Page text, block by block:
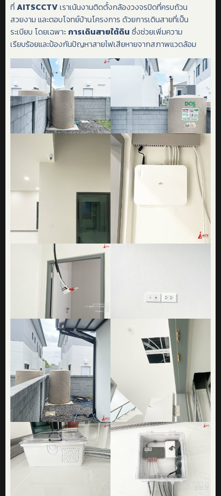
ที่AITSCCTVเราเน้นงานติดตั้งกล้องวงจรปิดที่ครบถ้วน
สวยงาม และตอบโจทย์บ้านโครงการ ด้วยการเดินสายที่เป็น
ระเบียบ โดยเฉพาะ การเดินสายใต้ดิน ซึ่งช่วยเพิ่มความ
เรียบร้อยและป้องกันปัญหาสายไฟเสียหายจากสภาพแวดล้อม